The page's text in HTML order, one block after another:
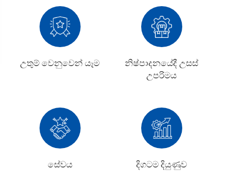
උතුම් වෙනුවෙන් යෑම
නිෂ්පාදනයේදී උසස්
උපරිමය
සේවය දිගටම දියුණුව